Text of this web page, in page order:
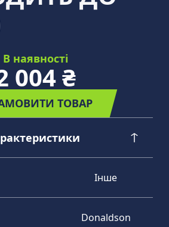
В наявності
004 ₴
ТОВАР
Інше
Donaldson